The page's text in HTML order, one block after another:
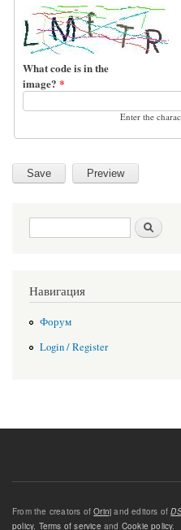
What code is in the
image? *
Enter the
Search form
Навигация
Форум
Login / Register
From the creators ofOrinj and editors of
policy, Terms of service and Cookie policy.